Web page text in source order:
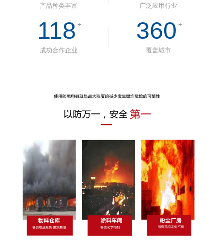
产品种类丰富 广泛应用行业
118 +
成功合作企业
360 +
覆盖城市